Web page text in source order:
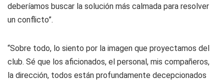
deberíamos buscar la solución más calmada para resolver
un conflicto”.
“Sobre todo, lo siento por la imagen que proyectamos del
club. Sé que los aficionados, el personal, mis compañeros,
la dirección, todos están profundamente decepcionados